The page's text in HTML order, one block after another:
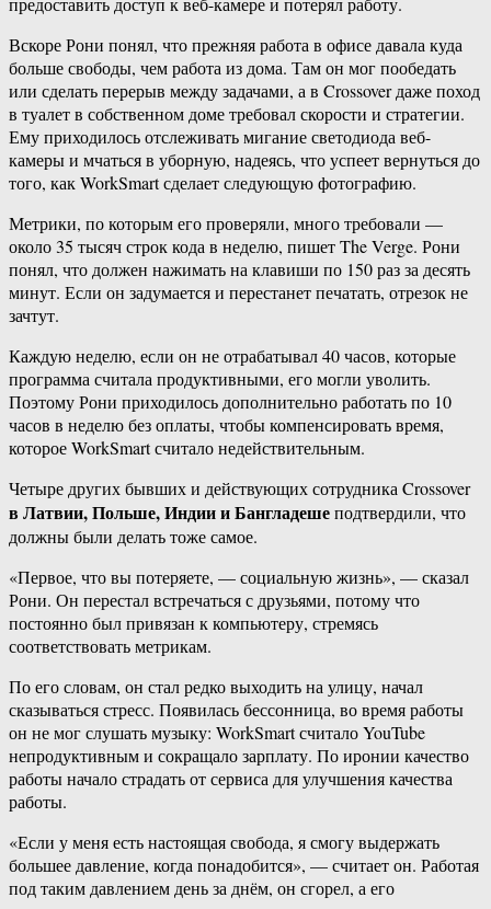
Вскоре Рони понял, что прежняя работа в офисе давала куда
больше свободы, чем работа из дома. Там он мог пообедать
или сделать перерыв между задачами, а в Crossover даже поход
в туалет в собственном доме требовал скорости и стратегии.
Ему приходилось отслеживать мигание светодиода веб-
камеры и мчаться в уборную, надеясь, что успеет вернуться до
того, как WorkSmart сделает следующую фотографию.
Метрики, по которым его проверяли, много требовали —
около 35 тысяч строк кода в неделю, пишет The Verge. Рони
понял, что должен нажимать на клавиши по 150 раз за десять
минут. Если он задумается и перестанет печатать, отрезок не
зачтут.
Каждую неделю, если он не отрабатывал 40 часов, которые
программа считала продуктивными, его могли уволить.
Поэтому Рони приходилось дополнительно работать по 10
часов в неделю без оплаты, чтобы компенсировать время,
которое WorkSmart считало недействительным.
Четыре других бывших и действующих сотрудника Crossover
в Латвии, Польше, Индии и Бангладешеподтвердили, что
должны были делать тоже самое.
«Первое, что вы потеряете, — социальную жизнь», — сказал
Рони. Он перестал встречаться с друзьями, потому что
постоянно был привязан к компьютеру, стремясь
соответствовать метрикам.
По его словам, он стал редко выходить на улицу, начал
сказываться стресс. Появилась бессонница, во время работы
он не мог слушать музыку: WorkSmart считало YouTube
непродуктивным и сокращало зарплату. По иронии качество
работы начало страдать от сервиса для улучшения качества
работы.
«Если у меня есть настоящая свобода, я смогу выдержать
большее давление, когда понадобится», — считает он. Работая
под таким давлением день за днём, он сгорел, а его